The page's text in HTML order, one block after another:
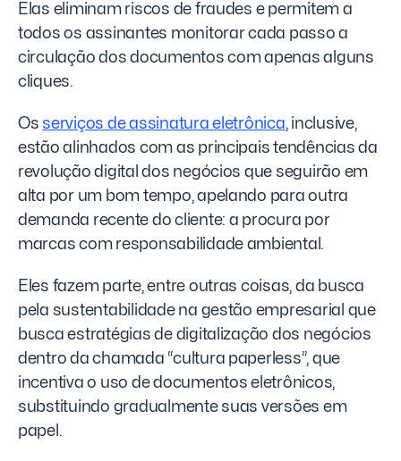
Elas eliminam riscos de fraudes e permitem a
todos os assinantes monitorar cada passo a
circulação dos documentos com apenas alguns
cliques.
Os serviços de assinatura eletrônica, inclusive,
estão alinhados com as principais tendências da
revolução digital dos negócios que seguirão em
alta por um bom tempo, apelando para outra
demanda recente do cliente: a procura por
marcas com responsabilidade ambiental.
Eles fazem parte, entre outras coisas, da busca
pela sustentabilidade na gestão empresarial que
busca estratégias de digitalização dos negócios
dentro da chamada “cultura paperless”, que
incentiva o uso de documentos eletrônicos,
substituindo gradualmente suas versões em
papel.